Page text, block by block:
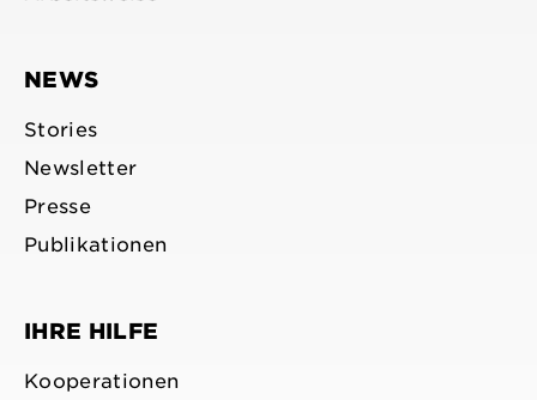
NEWS
Stories
Newsletter
Presse
Publikationen
IHRE HILFE
Kooperationen